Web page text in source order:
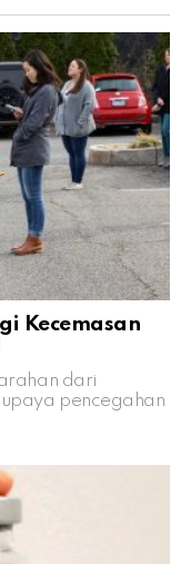
Kecemasan
dari
pencegahan